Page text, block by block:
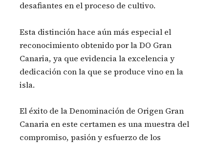
desafiantes en el proceso de cultivo.
Esta distinción hace aún más especial el
reconocimiento obtenido por la DO Gran
Canaria, ya que evidencia la excelencia y
dedicación con la que se produce vino en la
isla.
El éxito de la Denominación de Origen Gran
Canaria en este certamen es una muestra del
compromiso, pasión y esfuerzo de los